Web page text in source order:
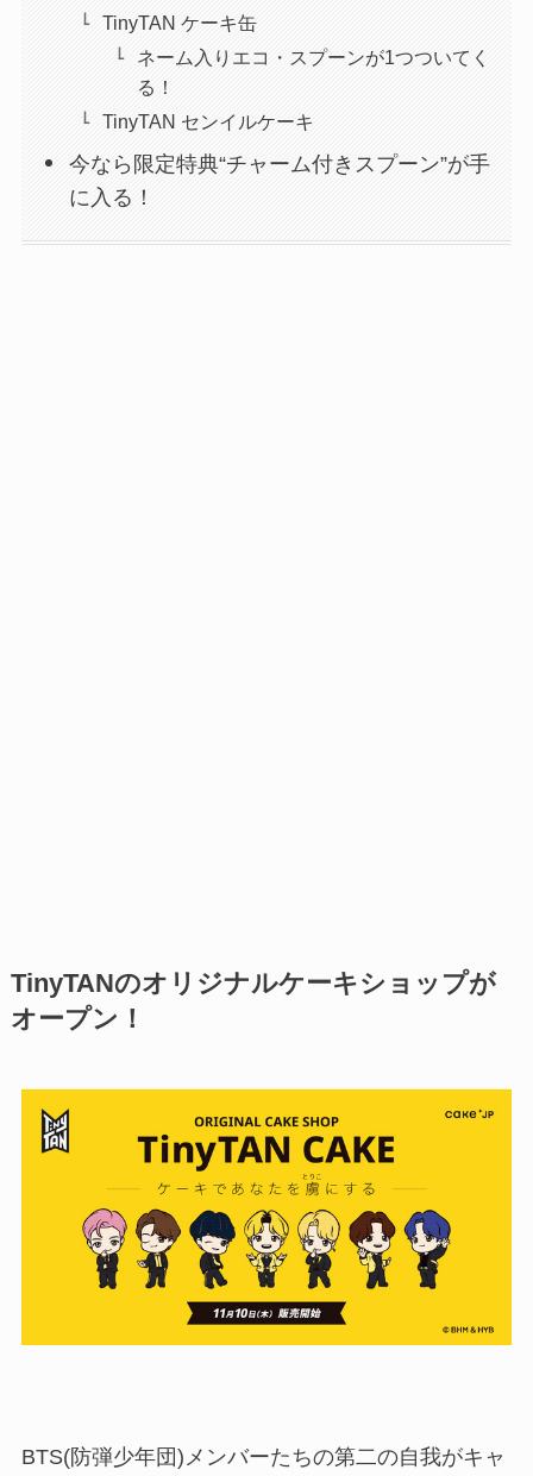
TinyTAN ケーキ缶
ネーム入りエコ・スプーンが1つついてく
る！
TinyTAN センイルケーキ
今なら限定特典“チャーム付きスプーン”が手
に入る！
TinyTANのオリジナルケーキショップが
オープン！
BTS(防弾少年団)メンバーたちの第二の自我がキャ